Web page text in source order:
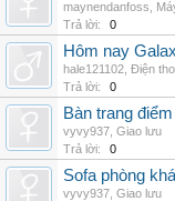
maynendanfoss
Trả lời:
0
Hôm nay
hale121102 Điện
Trả lời:
0
Bàn trang
vyvy937 Giao lưu
Trả lời:
0
Sofa phòng
vyvy937 Giao lưu